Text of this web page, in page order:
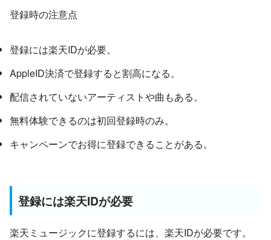
登録時の注意点
登録には楽天IDが必要。
AppleID決済で登録すると割高になる。
配信されていないアーティストや曲もある。
無料体験できるのは初回登録時のみ。
キャンペーンでお得に登録できることがある。
登録には楽天IDが必要
楽天ミュージックに登録するには、楽天IDが必要です。